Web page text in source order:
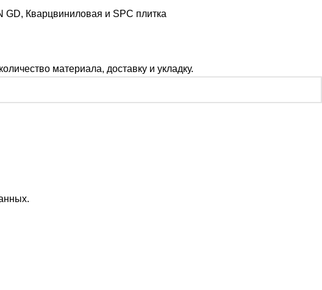
GD, Кварцвиниловая и SPC плитка
материала, доставку и укладку.
.